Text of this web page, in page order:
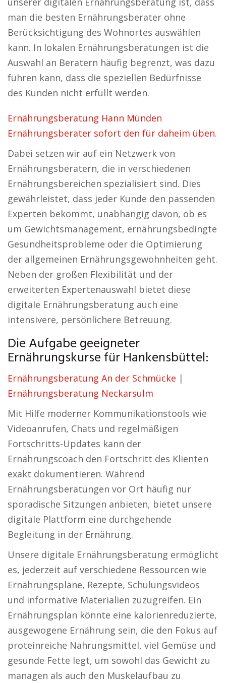
man die besten Ernährungsberater ohne
Berücksichtigung des Wohnortes auswählen
kann. In lokalen Ernährungsberatungen ist die
Auswahl an Beratern häufig begrenzt, was dazu
führen kann, dass die speziellen Bedürfnisse
des Kunden nicht erfüllt werden.
Ernährungsberatung Hann Münden
Ernährungsberater sofort den für daheim üben.
Dabei setzen wir auf ein Netzwerk von
Ernährungsberatern, die in verschiedenen
Ernährungsbereichen spezialisiert sind. Dies
gewährleistet, dass jeder Kunde den passenden
Experten bekommt, unabhängig davon, ob es
um Gewichtsmanagement, ernährungsbedingte
Gesundheitsprobleme oder die Optimierung
der allgemeinen Ernährungsgewohnheiten geht.
Neben der großen Flexibilität und der
erweiterten Expertenauswahl bietet diese
digitale Ernährungsberatung auch eine
intensivere, persönlichere Betreuung.
Die Aufgabe geeigneter
Ernährungskurse für Hankensbüttel:
Ernährungsberatung An der Schmücke |
Ernährungsberatung Neckarsulm
Mit Hilfe moderner Kommunikationstools wie
Videoanrufen, Chats und regelmäßigen
Fortschritts-Updates kann der
Ernährungscoach den Fortschritt des Klienten
exakt dokumentieren. Während
Ernährungsberatungen vor Ort häufig nur
sporadische Sitzungen anbieten, bietet unsere
digitale Plattform eine durchgehende
Begleitung in der Ernährung.
Unsere digitale Ernährungsberatung ermöglicht
es, jederzeit auf verschiedene Ressourcen wie
Ernährungspläne, Rezepte, Schulungsvideos
und informative Materialien zuzugreifen. Ein
Ernährungsplan könnte eine kalorienreduzierte,
ausgewogene Ernährung sein, die den Fokus auf
proteinreiche Nahrungsmittel, viel Gemüse und
gesunde Fette legt, um sowohl das Gewicht zu
managen als auch den Muskelaufbau zu